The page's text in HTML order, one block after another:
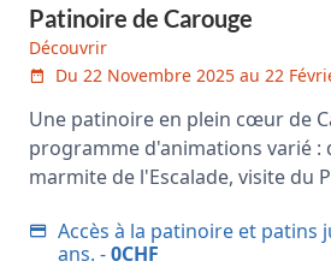
Patinoire de Carouge
Découvrir
Du 22 Novembre 2025 au 22
Une patinoire en plein cœur de
programme d'animations varié :
marmite de l'Escalade, visite du
Accès à la patinoire et patins
ans. -0CHF